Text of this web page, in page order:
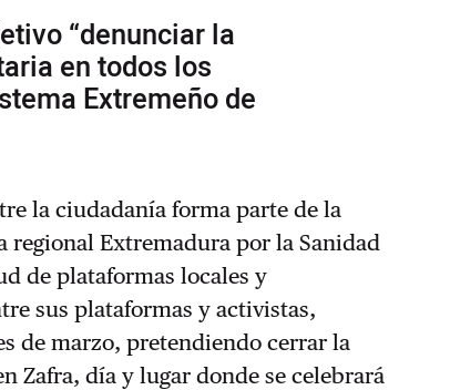
“denunciar la
en todos los
Extremeño de
la ciudadanía forma parte de la
regional Extremadura por la Sanidad
de plataformas locales y
sus plataformas y activistas,
de marzo, pretendiendo cerrar la
Zafra, día y lugar donde se celebrará